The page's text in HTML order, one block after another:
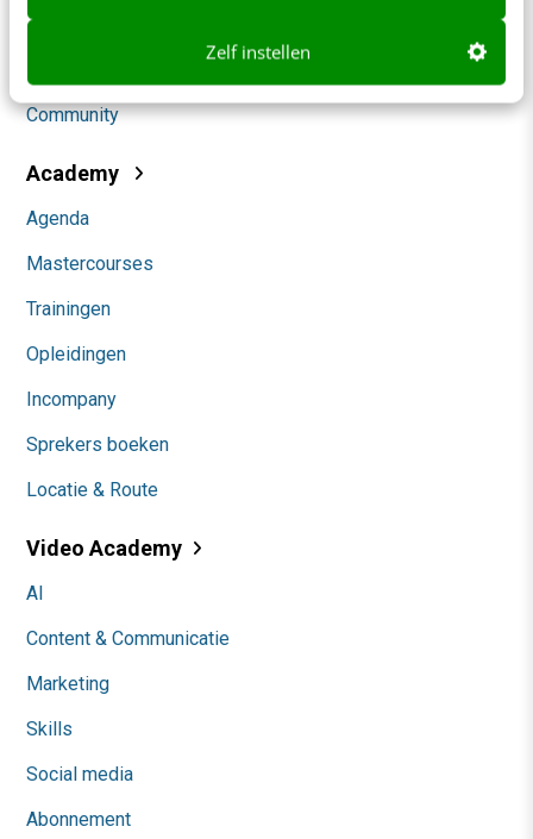
Zelf instellen
Social
Community
Academy
Agenda
Mastercourses
Trainingen
Opleidingen
Incompany
Sprekers boeken
Locatie & Route
Video Academy
AI
Content & Communicatie
Marketing
Skills
Social media
Abonnement